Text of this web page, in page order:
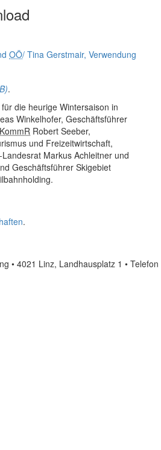
OÖ/ Tina Gerstmair, Verwendung
.
die heurige Wintersaison in
Winkelhofer, Geschäftsführer
KommR Robert Seeber,
und Freizeitwirtschaft,
Markus Achleitner und
Geschäftsführer Skigebiet
.
• 4021 Linz, Landhausplatz 1 • Telefon